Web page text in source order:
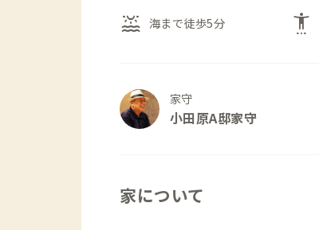
water_lux 海まで徒歩5分 settings_accessibility
家守
小田原A邸家守
家について